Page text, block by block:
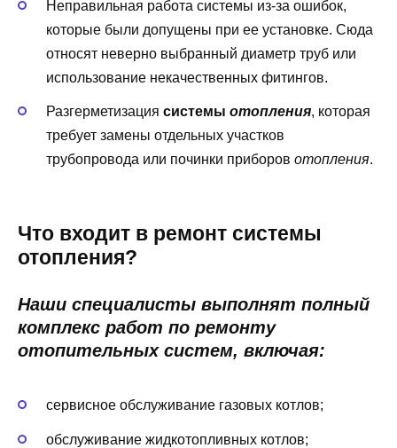
Неправильная работа системы из-за ошибок,
которые были допущены при ее установке. Сюда
относят неверно выбранный диаметр труб или
использование некачественных фитингов.
Разгерметизация системы отопления, которая
требует замены отдельных участков
трубопровода или починки приборов отопления.
Что входит в ремонт системы
отопления?
Наши специалисты выполнят полный
комплекс работ по ремонту
отопительных систем, включая:
сервисное обслуживание газовых котлов;
обслуживание жидкотопливных котлов;